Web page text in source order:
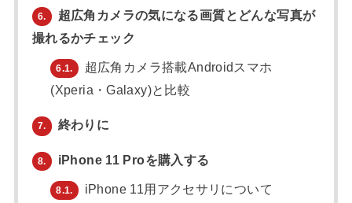
6.
超広角カメラの気になる画質とどんな写真が
撮れるかチェック
6.1.
超広角カメラ搭載Androidスマホ
(Xperia・Galaxy)と比較
7. 終わりに
8. iPhone 11 Proを購入する
8.1. iPhone 11用アクセサリについて